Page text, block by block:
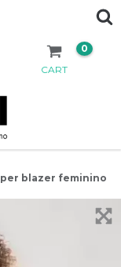
CART
0
blazer feminino